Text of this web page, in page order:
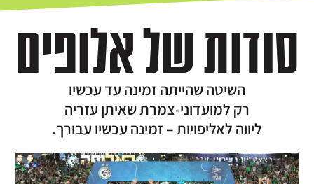
סודות של אלופים
השיטה שהייתה זמינה עד עכשיו
רק למועדוני-צמרת שאיתן עזריה
ליווה לאליפויות – זמינה עכשיו עבורך.